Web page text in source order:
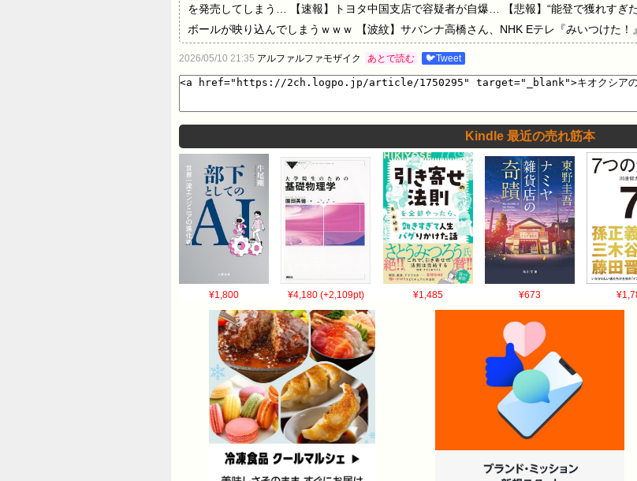
を発売してしまう… 【速報】トヨタ中国支店で容疑者が自爆… 【悲報】“能登で獲れすぎ
ボールが映り込んでしまうｗｗｗ 【波紋】サバンナ高橋さん、NHK Eテレ『みいつけた
の告発で騒然 【画像】「パパ、たたかいごっこしよ」って現れた娘の殺意が高すぎるｗｗ
2026/05/10 21:35 アルファルファモザイク あとで読む 🐦Tweet
Kindle 最近の売れ筋本
¥1,800 ¥4,180 (+2,109pt) ¥1,485 ¥673